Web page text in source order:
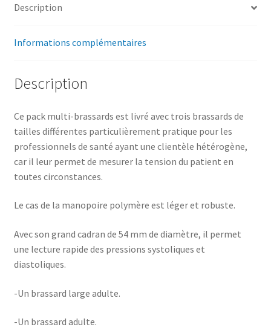
Description
Informations complémentaires
Description
Ce pack multi-brassards est livré avec trois brassards de
tailles différentes particulièrement pratique pour les
professionnels de santé ayant une clientèle hétérogène,
car il leur permet de mesurer la tension du patient en
toutes circonstances.
Le cas de la manopoire polymère est léger et robuste.
Avec son grand cadran de 54 mm de diamètre, il permet
une lecture rapide des pressions systoliques et
diastoliques.
-Un brassard large adulte.
-Un brassard adulte.